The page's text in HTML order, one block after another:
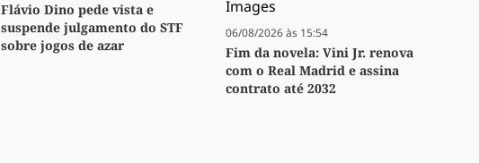
Flávio Dino pede vista e
suspende julgamento do STF
sobre jogos de azar
06/08/2026 às 15:54
Fim da novela: Vini Jr. renova
com o Real Madrid e assina
contrato até 2032